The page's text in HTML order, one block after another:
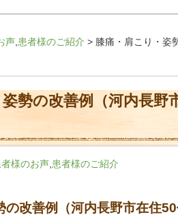
声 患者様のご紹介 > 膝痛・肩こり・姿
勢の改善例（河内長野
者様のお声 患者様のご紹介
の改善例（河内長野市在住